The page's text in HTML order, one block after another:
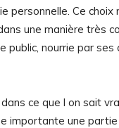
personnelle. Ce choix
une manière très
public, nourrie par ses
ce que l on sait
importante une